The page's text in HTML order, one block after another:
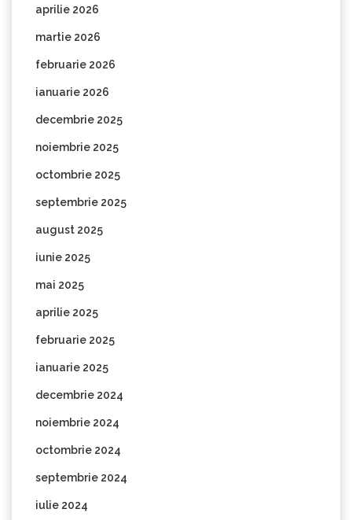
aprilie 2026
martie 2026
februarie 2026
ianuarie 2026
decembrie 2025
noiembrie 2025
octombrie 2025
septembrie 2025
august 2025
iunie 2025
mai 2025
aprilie 2025
februarie 2025
ianuarie 2025
decembrie 2024
noiembrie 2024
octombrie 2024
septembrie 2024
iulie 2024